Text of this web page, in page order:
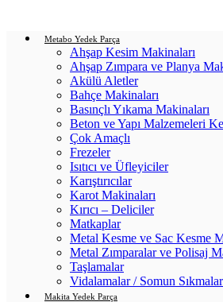
Metabo Yedek Parça
Ahşap Kesim Makinaları
Ahşap Zımpara ve Planya
Akülü Aletler
Bahçe Makinaları
Basınçlı Yıkama Makinaları
Beton ve Yapı Malzemeleri
Çok Amaçlı
Frezeler
Isıtıcı ve Üfleyiciler
Karıştırıcılar
Karot Makinaları
Kırıcı – Deliciler
Matkaplar
Metal Kesme ve Sac Kesme
Metal Zımparalar ve Polisaj
Taşlamalar
Vidalamalar / Somun Sıkmalar
Makita Yedek Parça